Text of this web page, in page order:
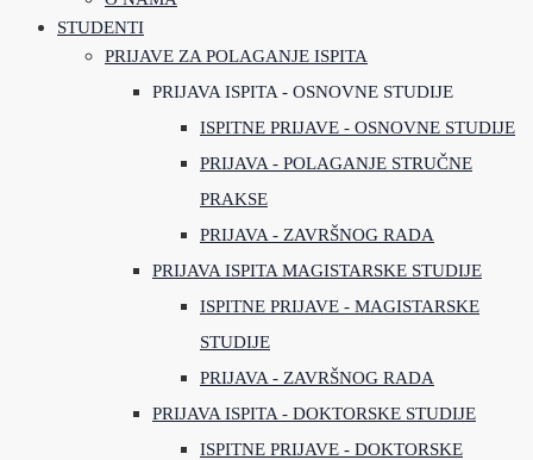
STUDENTI
PRIJAVE ZA POLAGANJE ISPITA
PRIJAVA ISPITA - OSNOVNE STUDIJE
ISPITNE PRIJAVE - OSNOVNE STUDIJE
PRIJAVA - POLAGANJE STRUČNE
PRAKSE
PRIJAVA - ZAVRŠNOG RADA
PRIJAVA ISPITA MAGISTARSKE STUDIJE
ISPITNE PRIJAVE - MAGISTARSKE
STUDIJE
PRIJAVA - ZAVRŠNOG RADA
PRIJAVA ISPITA - DOKTORSKE STUDIJE
ISPITNE PRIJAVE - DOKTORSKE